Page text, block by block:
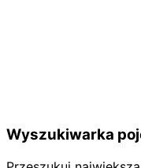
Wyszukiwarka